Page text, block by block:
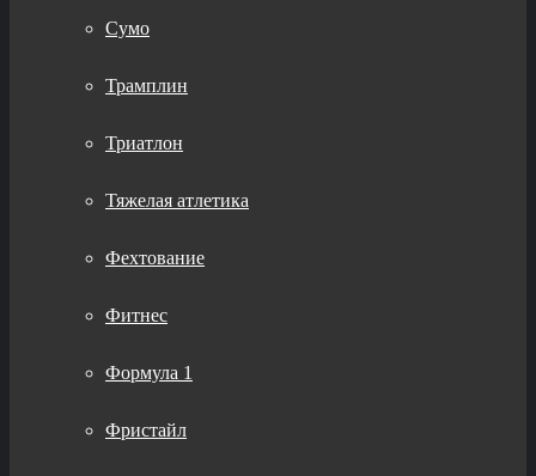
Сумо
Трамплин
Триатлон
Тяжелая атлетика
Фехтование
Фитнес
Формула 1
Фристайл